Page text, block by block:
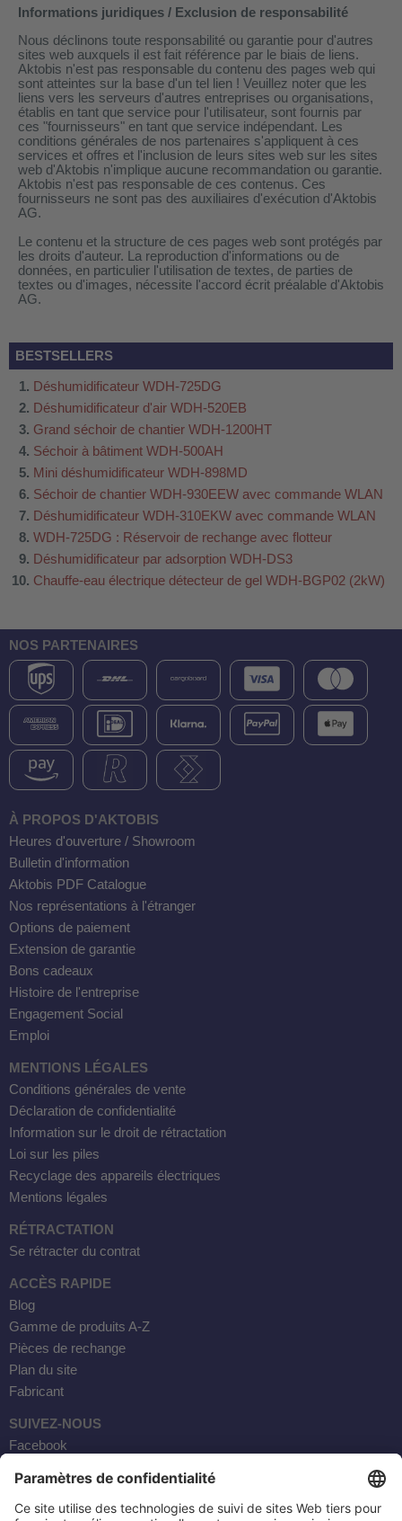
660b
988b
C03
AP1101
H3
AF500B
Informations juridiques / Exclusion de responsabilité
Nous déclinons toute responsabilité ou garantie pour d'autres
sites web auxquels il est fait référence par le biais de liens.
Aktobis n'est pas responsable du contenu des pages web qui
sont atteintes sur la base d'un tel lien ! Veuillez noter que les
liens vers les serveurs d'autres entreprises ou organisations,
établis en tant que service pour l'utilisateur, sont fournis par
ces "fournisseurs" en tant que service indépendant. Les
conditions générales de nos partenaires s'appliquent à ces
services et offres et l'inclusion de leurs sites web sur les sites
web d'Aktobis n'implique aucune recommandation ou garantie.
Aktobis n'est pas responsable de ces contenus. Ces
fournisseurs ne sont pas des auxiliaires d'exécution d'Aktobis
AG.
Le contenu et la structure de ces pages web sont protégés par
les droits d'auteur. La reproduction d'informations ou de
données, en particulier l'utilisation de textes, de parties de
textes ou d'images, nécessite l'accord écrit préalable d'Aktobis
AG.
BESTSELLERS
Déshumidificateur WDH-725DG
Déshumidificateur d'air WDH-520EB
Grand séchoir de chantier WDH-1200HT
Séchoir à bâtiment WDH-500AH
Mini déshumidificateur WDH-898MD
Séchoir de chantier WDH-930EEW avec commande WLAN
Déshumidificateur WDH-310EKW avec commande WLAN
WDH-725DG : Réservoir de rechange avec flotteur
Déshumidificateur par adsorption WDH-DS3
Chauffe-eau électrique détecteur de gel WDH-BGP02 (2kW)
NOS PARTENAIRES
À PROPOS D'AKTOBIS
Heures d'ouverture / Showroom
Bulletin d'information
Aktobis PDF Catalogue
Nos représentations à l'étranger
Options de paiement
Extension de garantie
Bons cadeaux
Histoire de l'entreprise
Engagement Social
Emploi
MENTIONS LÉGALES
Conditions générales de vente
Déclaration de confidentialité
Information sur le droit de rétractation
Loi sur les piles
Recyclage des appareils électriques
Mentions légales
RÉTRACTATION
Se rétracter du contrat
ACCÈS RAPIDE
Blog
Gamme de produits A-Z
Pièces de rechange
Plan du site
Fabricant
SUIVEZ-NOUS
Facebook
YouTube
Courrier électronique